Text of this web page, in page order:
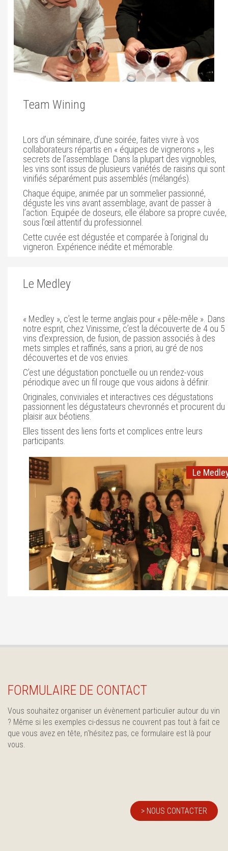
Team Wining
Lors d’un séminaire, d’une soirée, faites vivre à vos
collaborateurs répartis en « équipes de vignerons », les
secrets de l’assemblage. Dans la plupart des vignobles,
les vins sont issus de plusieurs variétés de raisins qui sont
vinifiés séparément puis assemblés (mélangés).
Chaque équipe, animée par un sommelier passionné,
déguste les vins avant assemblage, avant de passer à
l’action. Equipée de doseurs, elle élabore sa propre cuvée,
sous l’œil attentif du professionnel.
Cette cuvée est dégustée et comparée à l’original du
vigneron. Expérience inédite et mémorable.
Le Medley
« Medley », c’est le terme anglais pour « pêle-mêle ». Dans
notre esprit, chez Vinissime, c’est la découverte de 4 ou 5
vins d’expression, de fusion, de passion associés à des
mets simples et raffinés, sans a priori, au gré de nos
découvertes et de vos envies.
C’est une dégustation ponctuelle ou un rendez-vous
périodique avec un fil rouge que vous aidons à définir.
Originales, conviviales et interactives ces dégustations
passionnent les dégustateurs chevronnés et procurent du
plaisir aux béotiens.
Elles tissent des liens forts et complices entre leurs
participants.
Le
FORMULAIRE DE CONTACT
Vous souhaitez organiser un évènement particulier autour du vin
? Même si les exemples ci-dessus ne couvrent pas tout à fait ce
que vous avez en tête, n'hésitez pas, ce formulaire est là pour
vous.
> NOUS CONTACTER